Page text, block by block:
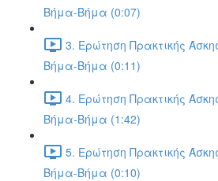
Βήμα-Βήμα (0:07)
3. Ερώτηση Πρακτικής
Βήμα-Βήμα (0:11)
4. Ερώτηση Πρακτικής
Βήμα-Βήμα (1:42)
5. Ερώτηση Πρακτικής
Βήμα-Βήμα (0:10)